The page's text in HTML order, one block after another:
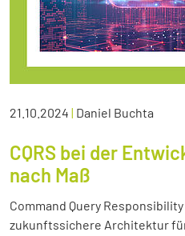
21.10.2024 | Daniel Buchta
CQRS bei der
nach Maß
Command Query
zukunftssichere Architektur